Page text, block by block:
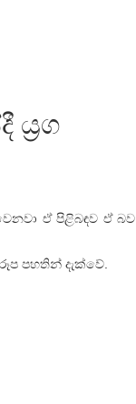
ඒ පිළිබඳව ඒ බව
පහතින් දැක්වේ.